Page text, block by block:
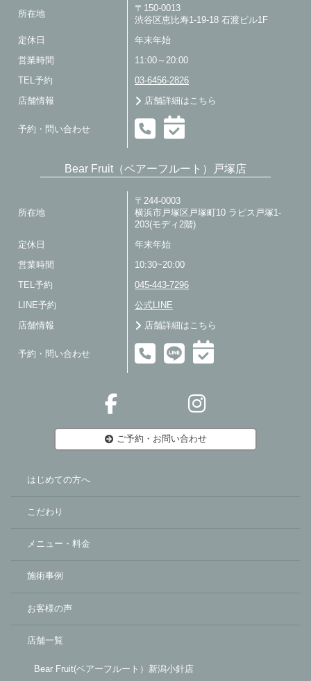
所在地
〒150-0013
渋谷区恵比寿1-19-18 石渡ビル1F
定休日 年末年始
営業時間 11:00～20:00
TEL予約 03-6456-2826
店舗情報 店舗詳細はこちら
予約・問い合わせ
Bear Fruit（ベアーフルート）戸塚店
所在地
〒244-0003
横浜市戸塚区戸塚町10 ラピス戸塚1-
203(モディ2階)
定休日 年末年始
営業時間 10:30~20:00
TEL予約 045-443-7296
LINE予約 公式LINE
店舗情報 店舗詳細はこちら
予約・問い合わせ
ご予約・お問い合わせ
はじめての方へ
こだわり
メニュー・料金
施術事例
お客様の声
店舗一覧
Bear Fruit(ベアーフルート）新潟小針店